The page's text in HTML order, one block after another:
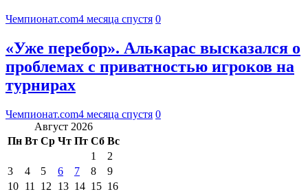
Чемпионат.com4 месяца спустя 0
«Уже перебор». Алькарас высказался о
проблемах с приватностью игроков на
турнирах
Чемпионат.com4 месяца спустя 0
Август 2026
Пн Вт Ср Чт Пт Сб Вс
1
2
3
4 5 6 7 8
9
10 11 12 13 14 15 16